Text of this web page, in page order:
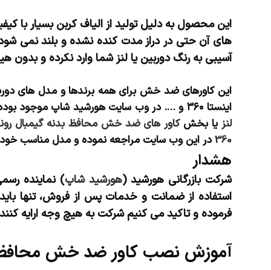
این محصول به دلیل تولید از الیاف کربن بسیار
های آن حتی در دراز مدت کنده نشده و بلند نمی
آسیبی به رنگ دوربین یا لنز شما وارد نکرده و بدون
این کاورهای ضد خش برای همه برندها و مدل های
اینستا ۳۶۰ و …. در وب سایت هورشید شاپ موجود بوده و شما می توانید علاوه بر جستجوی مدل در قسمت جستجو، از طریق منوی سایت نیز به بخش
لنز یا بخشکاور های ضد خش محافظ بدنه گیمبال
360در این وب سایت مراجعه نموده و مدل مناسب خود
هشدار
شرکت بازرگانی هورشید (هورشید شاپ) نماینده
استفاده از ضمانت و خدمات پس از فروش، تنها
فرموده و تاکید می کنیم شرکت به هیچ وجه ارایه
آموزش نصب کاور ضد خش